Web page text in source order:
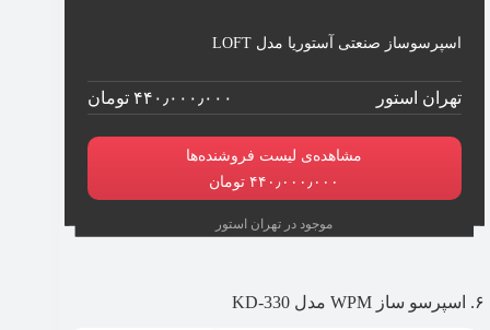
اسپرسوساز صنعتی آستوریا مدل LOFT
تهران استور ۴۴۰٫۰۰۰٫۰۰۰ تومان
مشاهده‌ی لیست فروشنده‌ها
۴۴۰٫۰۰۰٫۰۰۰ تومان
موجود در تهران استور
۶. اسپرسو ساز WPM مدل KD-330